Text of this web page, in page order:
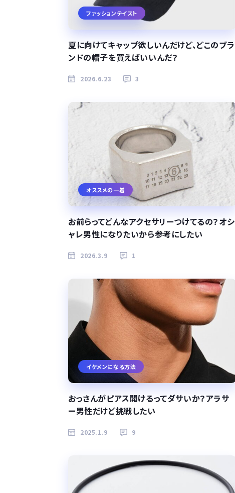
ファッションテイスト
夏に向けてキャップ欲しいんだけど、どこのブラ
ンドの帽子を買えばいいんだ？
2026.6.23 3
オススメの一着
お前らってどんなアクセサリーつけてるの？オシ
ャレ男性になりたいから参考にしたい
2026.3.9 1
イケメンになる方法
おっさんがピアス開けるってダサいか？アラサ
ー男性だけど挑戦したい
2025.1.9 9